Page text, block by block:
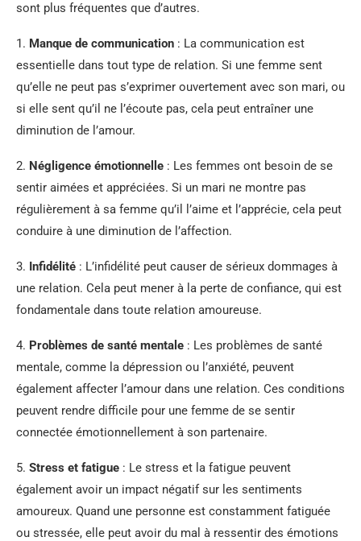
sont plus fréquentes que d’autres.
1. Manque de communication : La communication est
essentielle dans tout type de relation. Si une femme sent
qu’elle ne peut pas s’exprimer ouvertement avec son mari, ou
si elle sent qu’il ne l’écoute pas, cela peut entraîner une
diminution de l’amour.
2. Négligence émotionnelle : Les femmes ont besoin de se
sentir aimées et appréciées. Si un mari ne montre pas
régulièrement à sa femme qu’il l’aime et l’apprécie, cela peut
conduire à une diminution de l’affection.
3. Infidélité : L’infidélité peut causer de sérieux dommages à
une relation. Cela peut mener à la perte de confiance, qui est
fondamentale dans toute relation amoureuse.
4. Problèmes de santé mentale : Les problèmes de santé
mentale, comme la dépression ou l’anxiété, peuvent
également affecter l’amour dans une relation. Ces conditions
peuvent rendre difficile pour une femme de se sentir
connectée émotionnellement à son partenaire.
5. Stress et fatigue : Le stress et la fatigue peuvent
également avoir un impact négatif sur les sentiments
amoureux. Quand une personne est constamment fatiguée
ou stressée, elle peut avoir du mal à ressentir des émotions